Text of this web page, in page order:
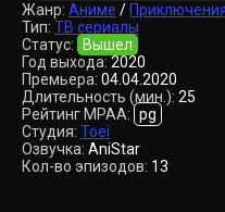
Жанр: Аниме /
Тип: ТВ сериалы
Статус:
Вышел
Год выхода: 2020
Премьера: 04.04.2020
Длительность (мин.): 25
Рейтинг MPAA: pg
Студия: Toei
Озвучка: AniStar
Кол-во эпизодов: 13